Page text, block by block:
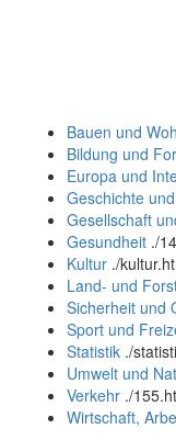
Bauen und
Bildung und
Europa und
Geschichte
Gesellschaft
Gesundheit ./
Kultur ./
Land- und
Sicherheit und
Sport und
Statistik ./
Umwelt und
Verkehr ./
Wirtschaft,